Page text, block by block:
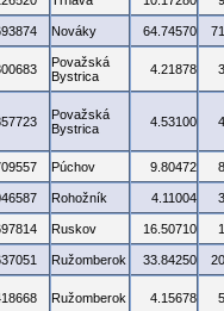
Nováky 64.74570
Považská
Bystrica
4.21878
Považská
Bystrica
4.53100
Púchov 9.80472
Rohožník 4.11004
Ruskov 16.50710
Ružomberok 33.84250
Ružomberok 4.15678